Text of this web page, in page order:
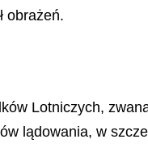
obrażeń.
Lotniczych,
lądowania, w